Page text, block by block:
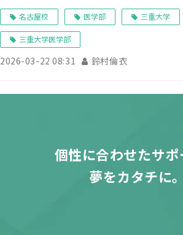
名古屋校 医学部 三重大学
三重大学医学部
2026-03-22 08:31 鈴村倫衣
個性に合わせたサポ
夢をカタチに。